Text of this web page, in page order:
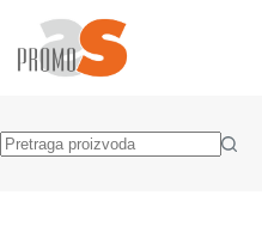
content